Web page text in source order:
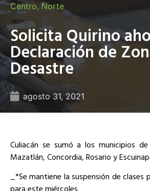
Centro, Norte
Solicita Quirino
Declaración de
Desastre
agosto 31, 2021
Culiacán se sumó a los municipios
Mazatlán, Concordia, Rosario y
_*Se mantiene la suspensión de clases
para este miércoles_